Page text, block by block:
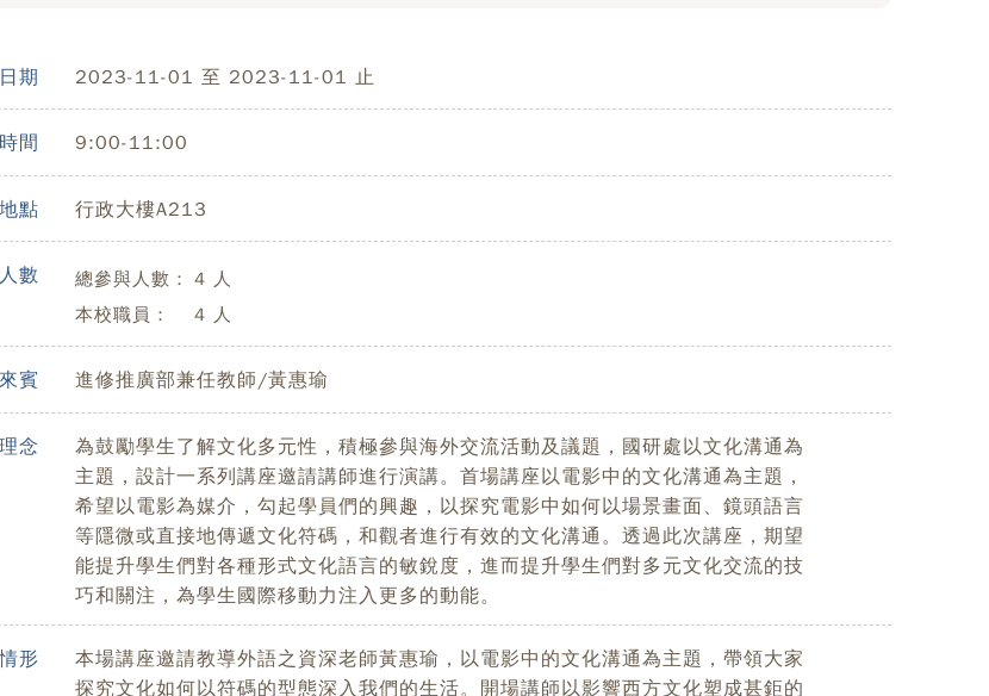
期 2023-11-01 至 2023-11-01 止
間 9:00-11:00
點 行政大樓A213
數 總參與人數：
4 人
本校職員：
4 人
賓 進修推廣部兼任教師/黃惠瑜
念
為鼓勵學生了解文化多元性，積極參與海外交流活動及議題，國研處以文化溝通為
主題，設計一系列講座邀請講師進行演講。首場講座以電影中的文化溝通為主題，
希望以電影為媒介，勾起學員們的興趣，以探究電影中如何以場景畫面、鏡頭語言
等隱微或直接地傳遞文化符碼，和觀者進行有效的文化溝通。透過此次講座，期望
能提升學生們對各種形式文化語言的敏銳度，進而提升學生們對多元文化交流的技
巧和關注，為學生國際移動力注入更多的動能。
形
本場講座邀請教導外語之資深老師黃惠瑜，以電影中的文化溝通為主題，帶領大家
探究文化如何以符碼的型態深入我們的生活。開場講師以影響西方文化塑成甚鉅的